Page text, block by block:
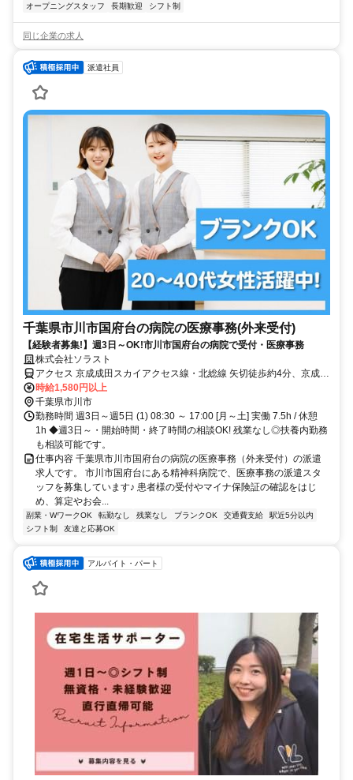
オープニングスタッフ
長期歓迎 シフト制
同じ企業の求人
派遣社員
千葉県市川市国府台の病院の医療事務(外来受付)
【経験者募集!】週3日～OK!市川市国府台の病院で受付・医療事務
株式会社ソラスト
アクセス 京成成田スカイアクセス線・北総線 矢切徒歩約4分、京成成
田スカイアクセス線・北総線 北国分出口1徒歩約24分、京成本線 国
府台徒歩約29分 「矢切駅」徒歩5分,マイカー通勤可,バイク通勤可,自
転車通勤可,駐車場あり,駐輪場あり(バイク),駐輪場あり,敷地内全て禁
煙
時給1,580円以上
千葉県市川市
勤務時間 週3日～週5日 (1) 08:30 ～ 17:00 [月～土] 実働 7.5h / 休憩
1h ◆週3日～・開始時間・終了時間の相談OK! 残業なし◎扶養内勤務
も相談可能です。
仕事内容 千葉県市川市国府台の病院の医療事務（外来受付）の派遣
求人です。 市川市国府台にある精神科病院で、医療事務の派遣スタ
ッフを募集しています♪ 患者様の受付やマイナ保険証の確認をはじ
め、算定やお会...
副業・WワークOK 転勤なし 残業なし ブランクOK 交通費支給
駅近5分以内
シフト制
友達と応募OK
アルバイト・パート